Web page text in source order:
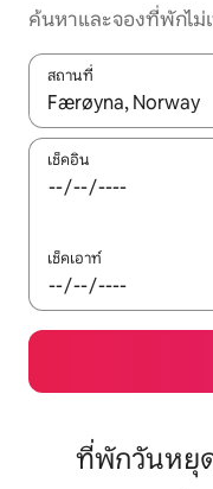
ค้นหาและจองที่พักไม่
สถานที่
ใช้ลูกศรขึ้นลง หรือใช้
เช็คอิน
เช็คเอาท์
ที่พักวันหยุ